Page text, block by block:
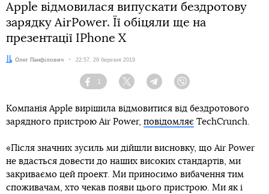
Apple відмовилася випускати бездротову
зарядку AirPower. Її обіцяли ще на
презентації IPhone X
Автор:
Олег Панфілович Дата:
22:57, 29 березня 2019
Facebook
1
Twitter TelegramViber
Компанія Apple вирішила відмовитися від бездротового
зарядного пристрою Air Power, повідомляє TechCrunch.
«Після значних зусиль ми дійшли висновку, що Air Power
не вдасться довести до наших високих стандартів, ми
закриваємо цей проект. Ми приносимо вибачення тим
споживачам, хто чекав появи цього пристрою. Ми як і